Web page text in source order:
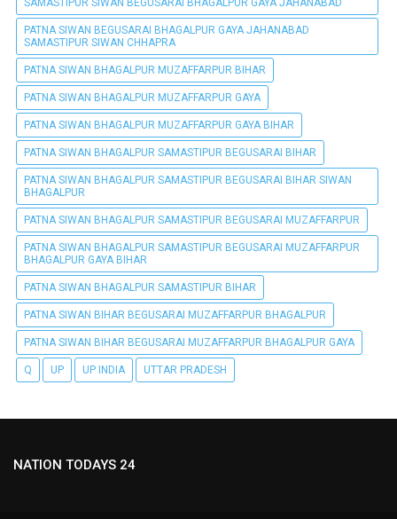
PATNA SIWAN BEGUSARAI BHAGALPUR GAYA JAHANABAD
SAMASTIPUR SIWAN CHHAPRA
PATNA SIWAN BHAGALPUR MUZAFFARPUR BIHAR
PATNA SIWAN BHAGALPUR MUZAFFARPUR GAYA
PATNA SIWAN BHAGALPUR MUZAFFARPUR GAYA BIHAR
PATNA SIWAN BHAGALPUR SAMASTIPUR BEGUSARAI BIHAR
PATNA SIWAN BHAGALPUR SAMASTIPUR BEGUSARAI BIHAR SIWAN
BHAGALPUR
PATNA SIWAN BHAGALPUR SAMASTIPUR BEGUSARAI MUZAFFARPUR
PATNA SIWAN BHAGALPUR SAMASTIPUR BEGUSARAI MUZAFFARPUR
BHAGALPUR GAYA BIHAR
PATNA SIWAN BHAGALPUR SAMASTIPUR BIHAR
PATNA SIWAN BIHAR BEGUSARAI MUZAFFARPUR BHAGALPUR
PATNA SIWAN BIHAR BEGUSARAI MUZAFFARPUR BHAGALPUR GAYA
Q UP UP INDIA UTTAR PRADESH
NATION TODAYS 24